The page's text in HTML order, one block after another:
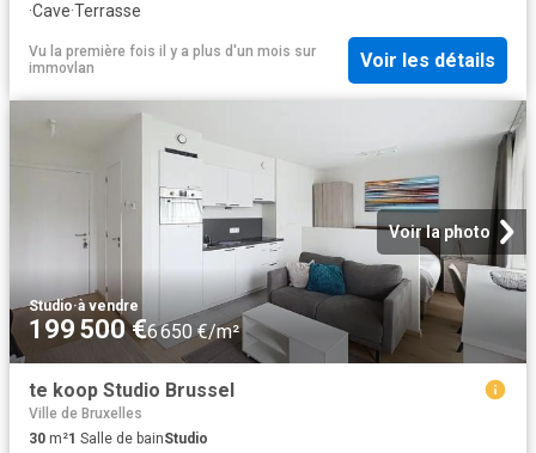
·Cave·Terrasse
Vu la première fois il y a plus d'un mois sur
immovlan
Voir les détails
Voir la photo
Studio·à vendre
199 500 €6 650 €/m²
te koop Studio Brussel
Ville de Bruxelles
30 m²1 Salle de bainStudio